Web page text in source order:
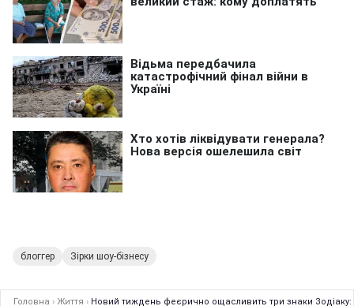
блоггер Зірки шоу-бізнесу
Головна › Життя › Новий тиждень феєрично ощасливить три знаки Зодіаку: